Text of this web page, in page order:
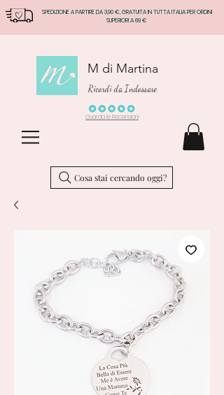
SPEDIZIONE A PARTIRE DA 3,90 €, GRATUITA IN TUTTA ITALIA PER ORDINI
SUPERIORI A 69 €
M di Martina
Ricordi da Indossare
Guarda le Recensioni
Cosa stai cercando oggi?